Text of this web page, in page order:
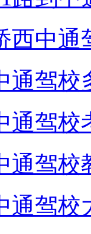
西中通
通驾校
通驾校
通驾校
通驾校